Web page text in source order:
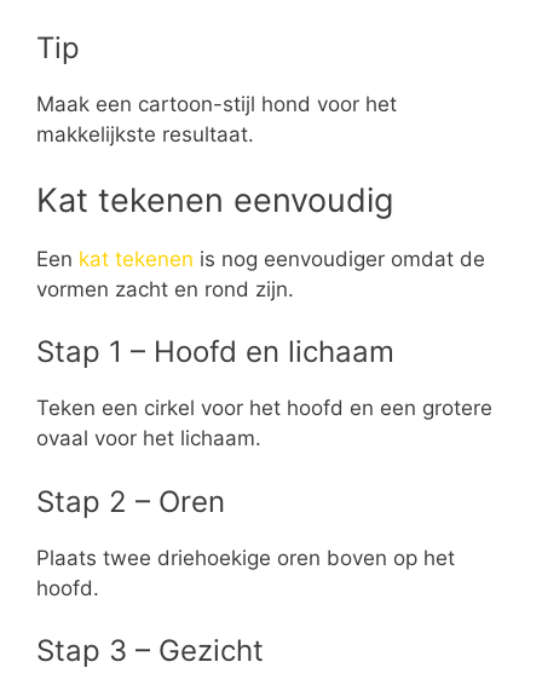
Tip
Maak een cartoon-stijl hond voor het
makkelijkste resultaat.
Kat tekenen eenvoudig
Een kat tekenen is nog eenvoudiger omdat de
vormen zacht en rond zijn.
Stap 1 – Hoofd en lichaam
Teken een cirkel voor het hoofd en een grotere
ovaal voor het lichaam.
Stap 2 – Oren
Plaats twee driehoekige oren boven op het
hoofd.
Stap 3 – Gezicht